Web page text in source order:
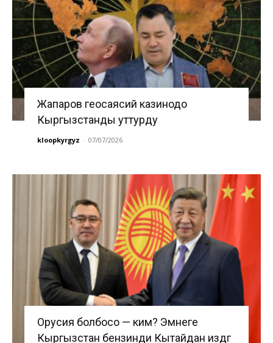
Жапаров геосаясий казинодо
Кыргызстанды уттурду
kloopkyrgyz - 07/07/2026
Орусия болбосо — ким? Эмнеге
Кыргызстан бензинди Кытайдан издөөгө